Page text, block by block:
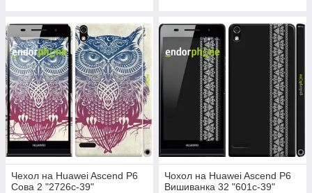
Чехол на Huawei Ascend P6
Сова 2 "2726c-39"
Чохол на Huawei Ascend P6
Вишиванка 32 "601c-39"